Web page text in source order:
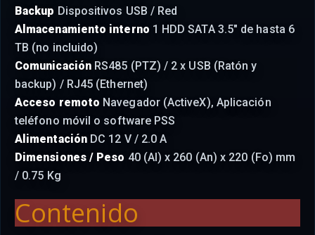
Backup Dispositivos USB / Red
Almacenamiento interno 1 HDD SATA 3.5" de hasta 6
TB (no incluido)
ComunicaciónRS485 (PTZ) / 2 x USB (Ratón y
backup) / RJ45 (Ethernet)
Acceso remoto Navegador (ActiveX), Aplicación
teléfono móvil o software PSS
AlimentaciónDC 12 V / 2.0 A
Dimensiones / Peso 40 (Al) x 260 (An) x 220 (Fo) mm
/ 0.75 Kg
Contenido